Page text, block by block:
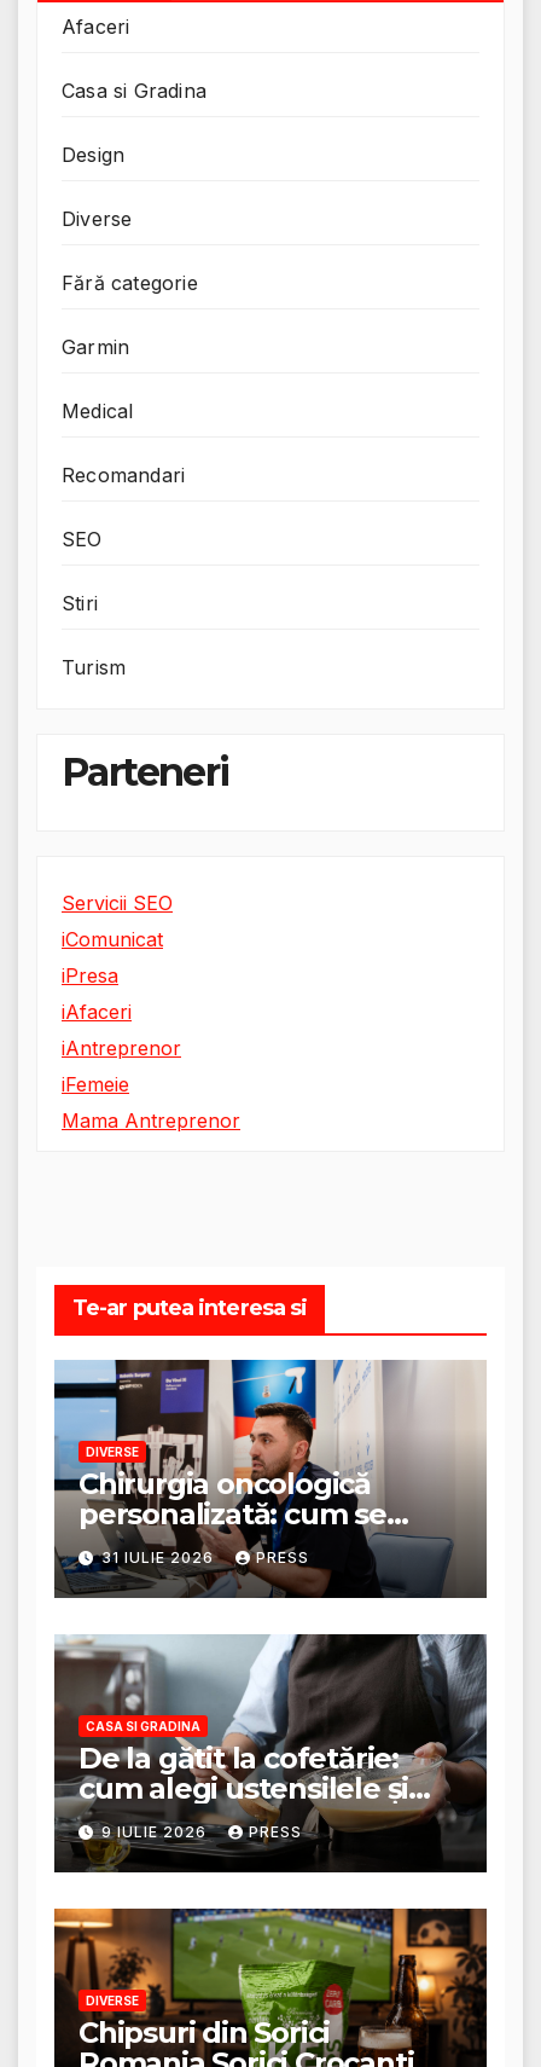
Afaceri
Casa si Gradina
Design
Diverse
Fără categorie
Garmin
Medical
Recomandari
SEO
Stiri
Turism
Parteneri
Servicii SEO
iComunicat
iPresa
iAfaceri
iAntreprenor
iFemeie
Mama Antreprenor
Te-ar putea interesa si
DIVERSE
Chirurgia oncologică
personalizată: cum se
stabilește planul de
tratament
31 IULIE 2026 PRESS
CASA SI GRADINA
De la gătit la cofetărie:
cum alegi ustensilele și
tigăile potrivite pentru un
rezultat perfect
9 IULIE 2026 PRESS
DIVERSE
Chipsuri din Sorici